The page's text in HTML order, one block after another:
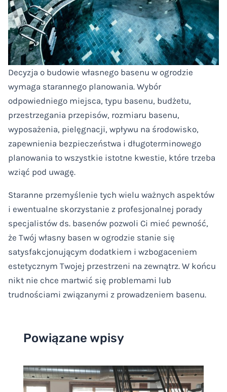
Decyzja o budowie własnego basenu w ogrodzie
wymaga starannego planowania. Wybór
odpowiedniego miejsca, typu basenu, budżetu,
przestrzegania przepisów, rozmiaru basenu,
wyposażenia, pielęgnacji, wpływu na środowisko,
zapewnienia bezpieczeństwa i długoterminowego
planowania to wszystkie istotne kwestie, które trzeba
wziąć pod uwagę.
Staranne przemyślenie tych wielu ważnych aspektów
i ewentualne skorzystanie z profesjonalnej porady
specjalistów ds. basenów pozwoli Ci mieć pewność,
że Twój własny basen w ogrodzie stanie się
satysfakcjonującym dodatkiem i wzbogaceniem
estetycznym Twojej przestrzeni na zewnątrz. W końcu
nikt nie chce martwić się problemami lub
trudnościami związanymi z prowadzeniem basenu.
Powiązane wpisy